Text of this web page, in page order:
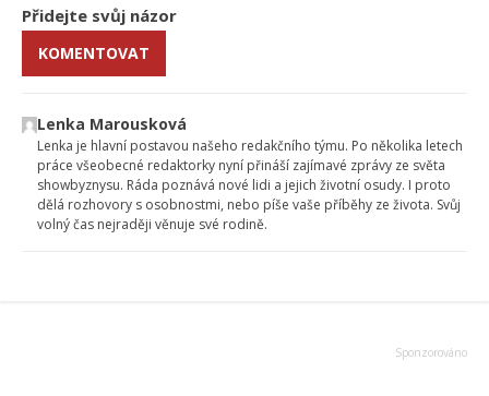
Přidejte svůj názor
KOMENTOVAT
Lenka Marousková
Lenka je hlavní postavou našeho redakčního týmu. Po několika letech
práce všeobecné redaktorky nyní přináší zajímavé zprávy ze světa
showbyznysu. Ráda poznává nové lidi a jejich životní osudy. I proto
dělá rozhovory s osobnostmi, nebo píše vaše příběhy ze života. Svůj
volný čas nejraději věnuje své rodině.